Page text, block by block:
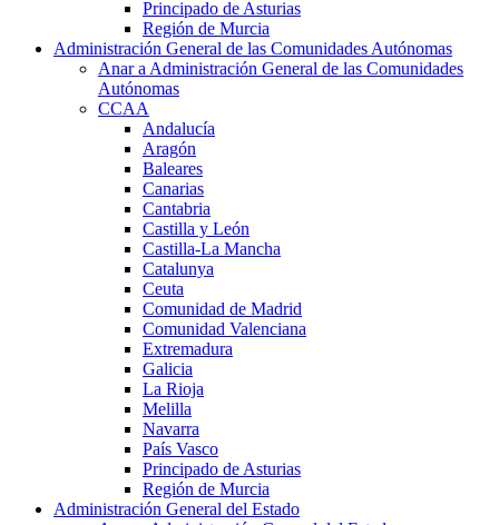
Principado de Asturias
Región de Murcia
Administración General de las Comunidades Autónomas
Anar a Administración General de las Comunidades
Autónomas
CCAA
Andalucía
Aragón
Baleares
Canarias
Cantabria
Castilla y León
Castilla-La Mancha
Catalunya
Ceuta
Comunidad de Madrid
Comunidad Valenciana
Extremadura
Galicia
La Rioja
Melilla
Navarra
País Vasco
Principado de Asturias
Región de Murcia
Administración General del Estado